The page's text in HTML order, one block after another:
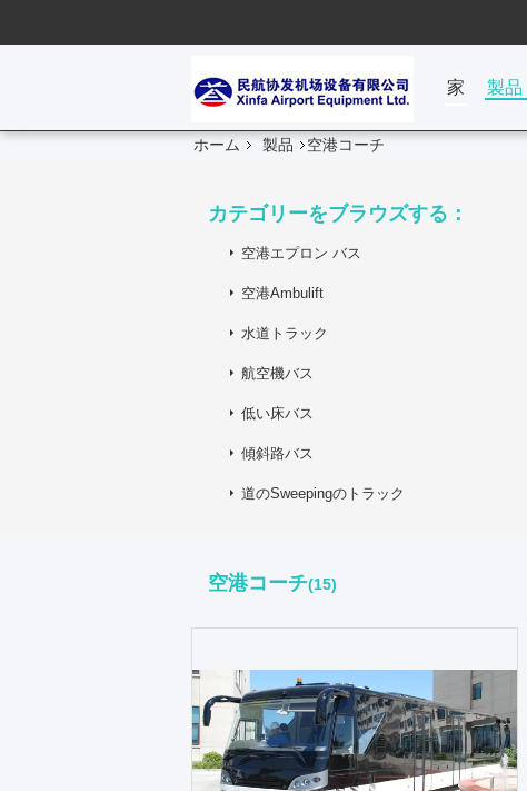
家 製品
ホーム 製品 空港コーチ
カテゴリーをブラウズする：
空港エプロン バス
空港Ambulift
水道トラック
航空機バス
低い床バス
傾斜路バス
道のSweepingのトラック
空港コーチ(15)